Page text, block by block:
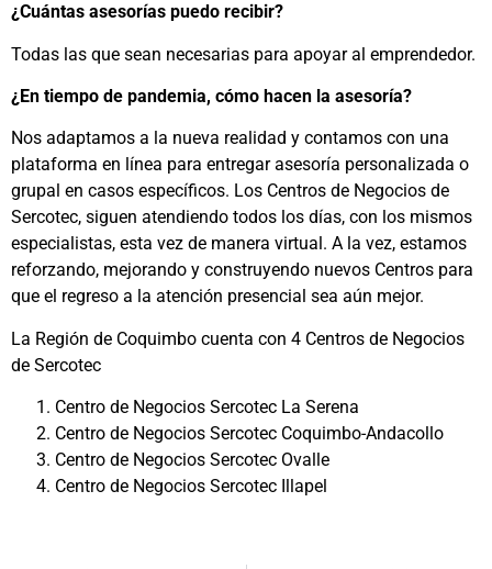
¿Cuántas asesorías puedo recibir?
Todas las que sean necesarias para apoyar al emprendedor.
¿En tiempo de pandemia, cómo hacen la asesoría?
Nos adaptamos a la nueva realidad y contamos con una
plataforma en línea para entregar asesoría personalizada o
grupal en casos específicos. Los Centros de Negocios de
Sercotec, siguen atendiendo todos los días, con los mismos
especialistas, esta vez de manera virtual. A la vez, estamos
reforzando, mejorando y construyendo nuevos Centros para
que el regreso a la atención presencial sea aún mejor.
La Región de Coquimbo cuenta con 4 Centros de Negocios
de Sercotec
Centro de Negocios Sercotec La Serena
Centro de Negocios Sercotec Coquimbo-Andacollo
Centro de Negocios Sercotec Ovalle
Centro de Negocios Sercotec Illapel